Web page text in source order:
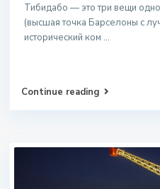
Тибидабо — это три вещи
(высшая точка Барселоны с
исторический ком ...
Continue reading